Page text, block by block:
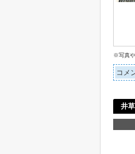
※写真や
コメ
井